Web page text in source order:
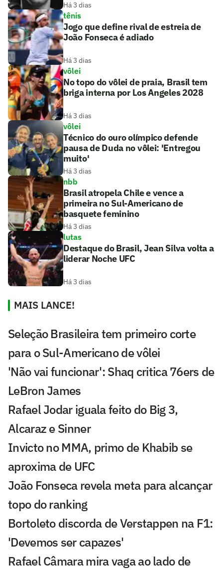
Há 3 dias
tênis
Jogo que define rival de estreia de
João Fonseca é adiado
Há 3 dias
vôlei
No topo do vôlei de praia, Brasil tem
briga interna por Los Angeles 2028
Há 3 dias
vôlei
Técnico do ouro olímpico defende
pausa de Duda no vôlei: 'Entregou
muito'
Há 3 dias
nbb
Brasil atropela Chile e vence a
primeira no Sul-Americano de
basquete feminino
Há 3 dias
lutas
Destaque do Brasil, Jean Silva volta a
liderar Noche UFC
Há 3 dias
MAIS LANCE!
Seleção Brasileira tem primeiro corte
para o Sul-Americano de vôlei
'Não vai funcionar': Shaq critica 76ers de
LeBron James
Rafael Jodar iguala feito do Big 3,
Alcaraz e Sinner
Invicto no MMA, primo de Khabib se
aproxima de UFC
João Fonseca revela meta para alcançar
topo do ranking
Bortoleto discorda de Verstappen na F1:
'Devemos ser capazes'
Rafael Câmara mira vaga ao lado de